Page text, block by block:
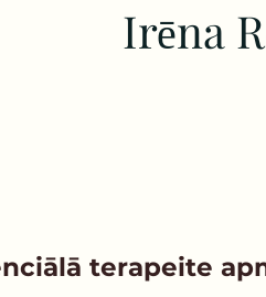
Irēna
terapeite